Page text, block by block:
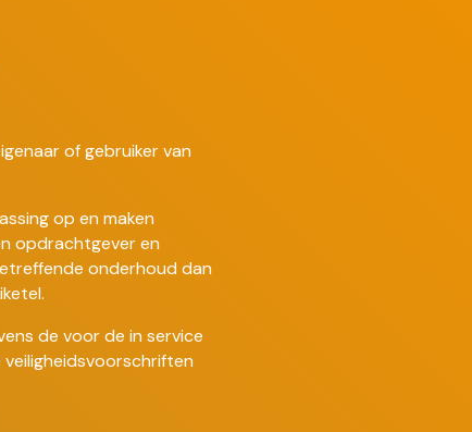
of gebruiker van
op en maken
opdrachtgever en
onderhoud dan
de voor de in service